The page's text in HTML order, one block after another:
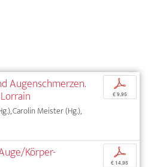
Augenschmerzen.
Carolin Meister (Hg.),
p
€ 9,95
Körper- p
€ 14,95